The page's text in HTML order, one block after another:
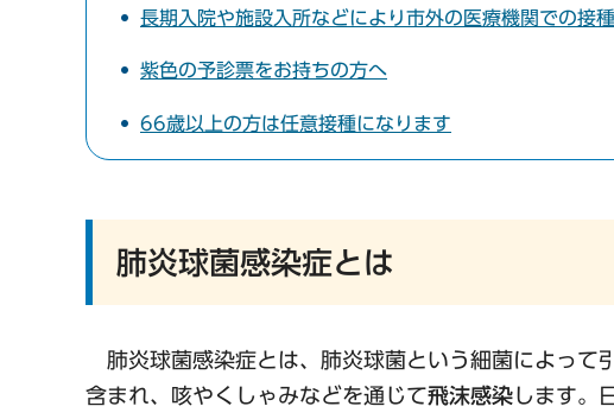
長期入院や施設入所などにより市外の医療機関での接
紫色の予診票をお持ちの方へ
66歳以上の方は任意接種になります
肺炎球菌感染症とは
肺炎球菌感染症とは、肺炎球菌という細菌によって
含まれ、咳やくしゃみなどを通じて飛沫感染します。